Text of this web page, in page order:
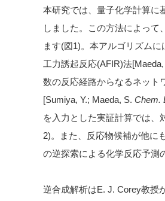
本研究では、量子化学計算に
しました。この方法によって
ます(図1)。本アルゴリズム
工力誘起反応(AFIR)法
数の反応経路からなるネット
[Sumiya, Y.; Maeda, S. Chem.
を入力とした実証計算では、
2)。また、反応物候補が他に
の逆探索による化学反応予測
逆合成解析はE. J. Corey教授